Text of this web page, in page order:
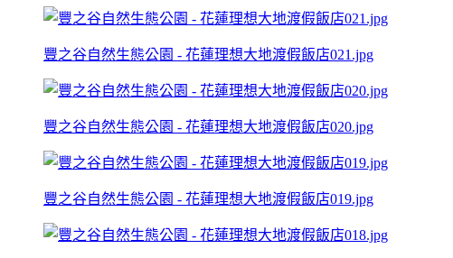
豐之谷自然生態公園 - 花蓮理想大地渡假飯店021.jpg
豐之谷自然生態公園 - 花蓮理想大地渡假飯店020.jpg
豐之谷自然生態公園 - 花蓮理想大地渡假飯店019.jpg